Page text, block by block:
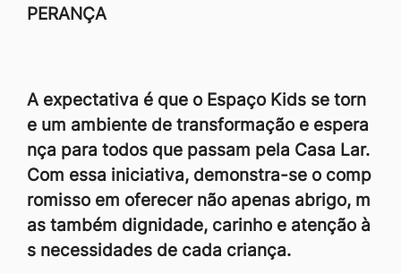
PERANÇA
A expectativa é que o Espaço Kids se torn
e um ambiente de transformação e espera
nça para todos que passam pela Casa Lar.
Com essa iniciativa, demonstra-se o comp
romisso em oferecer não apenas abrigo, m
as também dignidade, carinho e atenção à
s necessidades de cada criança.